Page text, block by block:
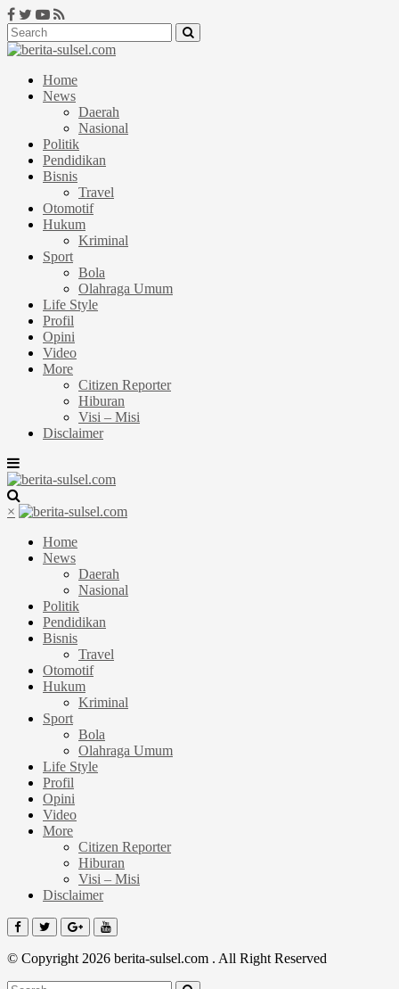
Home
News
Daerah
Nasional
Politik
Pendidikan
Bisnis
Travel
Otomotif
Hukum
Kriminal
Sport
Bola
Olahraga Umum
Life Style
Profil
Opini
Video
More
Citizen Reporter
Hiburan
Visi – Misi
Disclaimer
×
Home
News
Daerah
Nasional
Politik
Pendidikan
Bisnis
Travel
Otomotif
Hukum
Kriminal
Sport
Bola
Olahraga Umum
Life Style
Profil
Opini
Video
More
Citizen Reporter
Hiburan
Visi – Misi
Disclaimer
© Copyright 2026 berita-sulsel.com . All Right Reserved